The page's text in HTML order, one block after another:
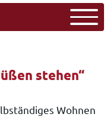
stehen“
Wohnen